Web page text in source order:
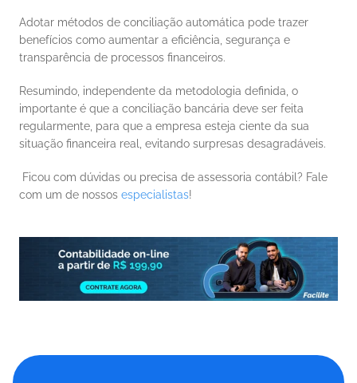
Adotar métodos de conciliação automática pode trazer
benefícios como aumentar a eficiência, segurança e
transparência de processos financeiros.
Resumindo, independente da metodologia definida, o
importante é que a conciliação bancária deve ser feita
regularmente, para que a empresa esteja ciente da sua
situação financeira real, evitando surpresas desagradáveis.
com um de nossos especialistas!